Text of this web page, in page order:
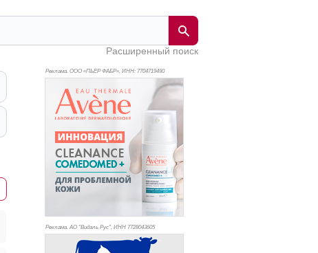
Расширенный поиск
Реклама. ООО «ПЬЕР ФАБР», ИНН: 7704719490
Реклама. АО "Видаль Рус", ИНН 7728043605